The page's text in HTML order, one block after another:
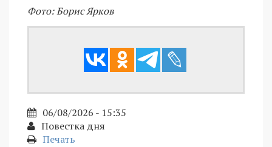
Фото: Борис Ярков
06/08/2026 - 15:35
Повестка дня
Печать